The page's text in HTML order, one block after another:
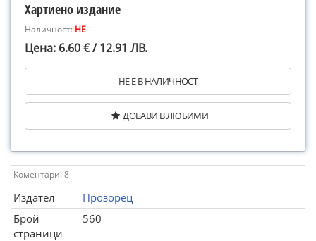
Хартиено издание
Наличност: НЕ
Цена: 6.60 € / 12.91 ЛВ.
НЕ Е В НАЛИЧНОСТ
ДОБАВИ В ЛЮБИМИ
Коментари: 8
Издател
Прозорец
Брой
страници
560